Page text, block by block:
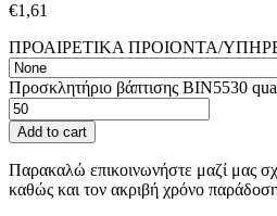
€1,61
ΠΡΟΑΙΡΕΤΙΚΑ ΠΡΟΙΟΝΤΑ/
Προσκλητήριο βάπτισης ΒΙΝ5530
Add to cart
Παρακαλώ επικοινωνήστε μαζί μας
καθώς και τον ακριβή χρόνο